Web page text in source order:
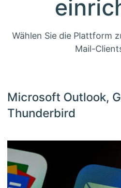
Wählen Sie die Plattform
Mail-
Microsoft Outlook,
Thunderbird